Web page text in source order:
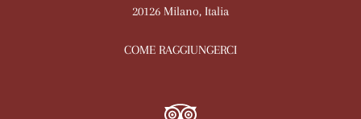
20126 Milano, Italia
COME RAGGIUNGERCI